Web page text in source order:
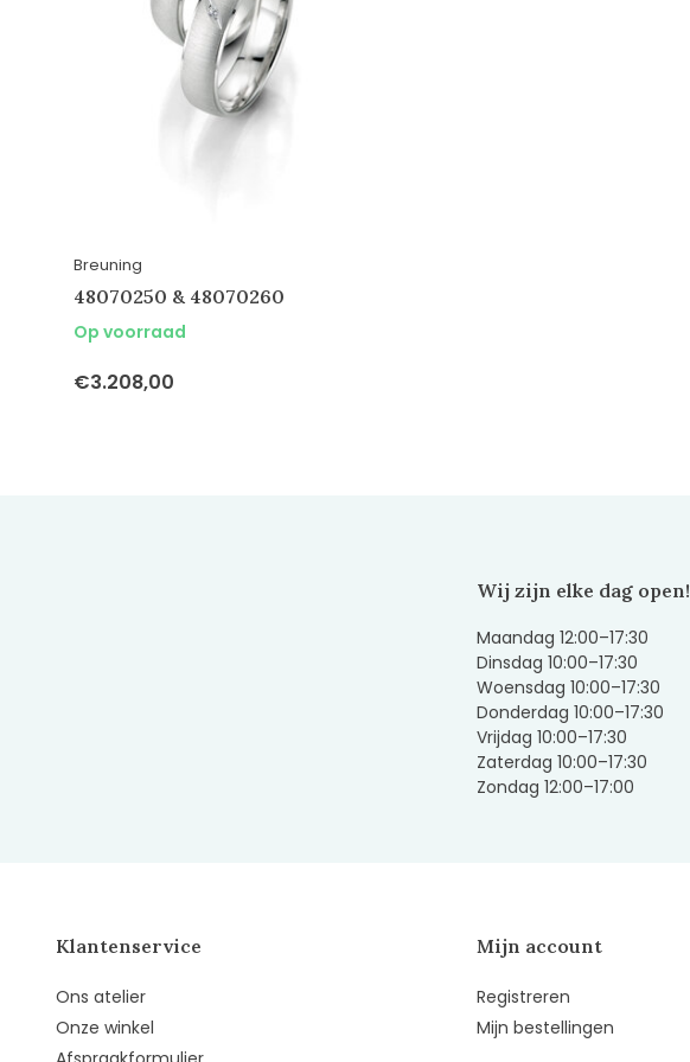
Breuning
48070250 & 48070260
Op voorraad
€3.208,00
Wij zijn elke dag open!
Maandag 12:00–17:30
Dinsdag 10:00–17:30
Woensdag 10:00–17:30
Donderdag 10:00–17:30
Vrijdag 10:00–17:30
Zaterdag 10:00–17:30
Zondag 12:00–17:00
Klantenservice
Ons atelier
Onze winkel
Mijn account
Registreren
Mijn bestellingen